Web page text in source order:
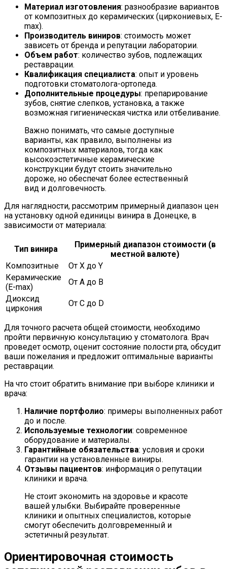
Материал изготовления: разнообразие вариантов
от композитных до керамических (циркониевых, E-
max).
Производитель виниров: стоимость может
зависеть от бренда и репутации лаборатории.
Объем работ: количество зубов, подлежащих
реставрации.
Квалификация специалиста: опыт и уровень
подготовки стоматолога-ортопеда.
Дополнительные процедуры: препарирование
зубов, снятие слепков, установка, а также
возможная гигиеническая чистка или отбеливание.
Важно понимать, что самые доступные
варианты, как правило, выполнены из
композитных материалов, тогда как
высокоэстетичные керамические
конструкции будут стоить значительно
дороже, но обеспечат более естественный
вид и долговечность.
Для наглядности, рассмотрим примерный диапазон цен
на установку одной единицы винира в Донецке, в
зависимости от материала:
Тип винира
Примерный диапазон стоимости (в
местной валюте)
Композитные
От X до Y
Керамические
(E-max)
От A до B
Диоксид
циркония
От C до D
Для точного расчета общей стоимости, необходимо
пройти первичную консультацию у стоматолога. Врач
проведет осмотр, оценит состояние полости рта, обсудит
ваши пожелания и предложит оптимальные варианты
реставрации.
На что стоит обратить внимание при выборе клиники и
врача:
Наличие портфолио: примеры выполненных работ
до и после.
Используемые технологии: современное
оборудование и материалы.
Гарантийные обязательства: условия и сроки
гарантии на установленные виниры.
Отзывы пациентов: информация о репутации
клиники и врача.
Не стоит экономить на здоровье и красоте
вашей улыбки. Выбирайте проверенные
клиники и опытных специалистов, которые
смогут обеспечить долговременный и
эстетичный результат.
Ориентировочная стоимость